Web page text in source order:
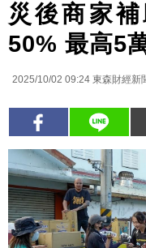
災後商家
50% 最高5
2025/10/02 09:24 東森財經新